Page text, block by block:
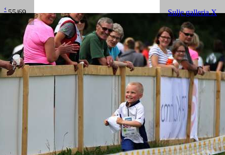
55/69 Sulje galleria X
‹